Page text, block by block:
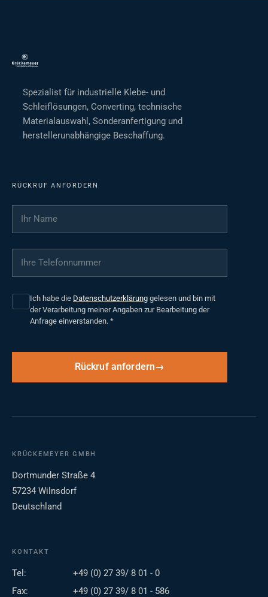
Spezialist für industrielle Klebe- und
Schleiflösungen, Converting, technische
Materialauswahl, Sonderanfertigung und
herstellerunabhängige Beschaffung.
RÜCKRUF ANFORDERN
Ihr Name
Ihre Telefonnummer
Ich habe die Datenschutzerklärung gelesen und bin mit
der Verarbeitung meiner Angaben zur Bearbeitung der
Anfrage einverstanden. *
Rückruf anfordern
KRÜCKEMEYER GMBH
Dortmunder Straße 4
57234 Wilnsdorf
Deutschland
KONTAKT
Tel:
+49 (0) 27 39/ 8 01 - 0
Fax:
+49 (0) 27 39/ 8 01 - 586